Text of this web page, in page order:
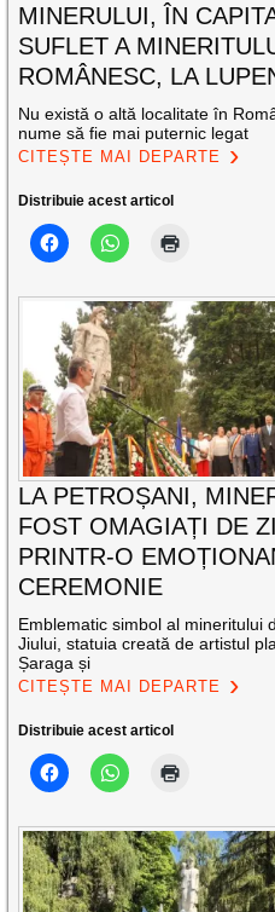
MINERULUI, ÎN
SUFLET A
ROMÂNESC, LA
Nu există o altă localitate în
nume să fie mai puternic legat
CITEȘTE MAI DEPARTE
Distribuie acest articol
LA PETROȘANI,
FOST OMAGIAȚI DE
PRINTR-O
CEREMONIE
Emblematic simbol al mineritului
Jiului, statuia creată de artistul
Șaraga și
CITEȘTE MAI DEPARTE
Distribuie acest articol